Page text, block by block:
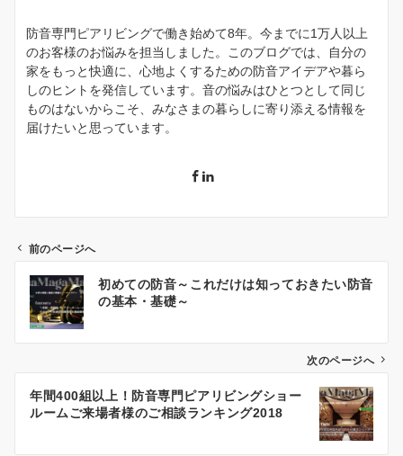
防音専門ピアリビングで働き始めて8年。今までに1万人以上
のお客様のお悩みを担当しました。このブログでは、自分の
家をもっと快適に、心地よくするための防音アイデアや暮ら
しのヒントを発信しています。音の悩みはひとつとして同じ
ものはないからこそ、みなさまの暮らしに寄り添える情報を
届けたいと思っています。
ー
前のページへ
初めての防音～これだけは知っておきたい防音
の基本・基礎～
次のページへ
年間400組以上！防音専門ピアリビングショー
ルームご来場者様のご相談ランキング2018